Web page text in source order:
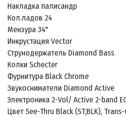
Накладка палисандр
Кол.ладов 24
Мензура 34"
Инкрустация Vector
Струнодержатель Diamond Bass
Колки Schecter
Фурнитура Black Chrome
Звукосниматели Diamond Active
Электроника 2-Vol/ Active 2-band
Цвет See-Thru Black (ST,BLK),